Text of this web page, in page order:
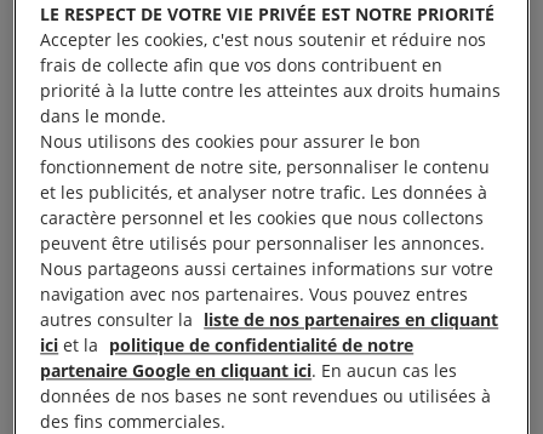
LE RESPECT DE VOTRE VIE PRIVÉE EST NOTRE PRIORITÉ
Accepter les cookies, c'est nous soutenir et réduire nos
frais de collecte afin que vos dons contribuent en
priorité à la lutte contre les atteintes aux droits humains
dans le monde.
Nous utilisons des cookies pour assurer le bon
fonctionnement de notre site, personnaliser le contenu
et les publicités, et analyser notre trafic. Les données à
caractère personnel et les cookies que nous collectons
peuvent être utilisés pour personnaliser les annonces.
Nous partageons aussi certaines informations sur votre
navigation avec nos partenaires. Vous pouvez entres
autres consulter la liste de nos partenaires en cliquant
ici et la politique de confidentialité de notre
partenaire Google en cliquant ici. En aucun cas les
données de nos bases ne sont revendues ou utilisées à
des fins commerciales.